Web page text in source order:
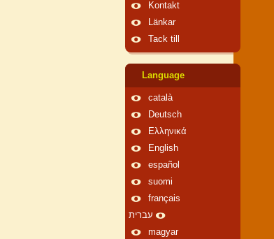
Kontakt
Länkar
Tack till
Language
català
Deutsch
Ελληνικά
English
español
suomi
français
עברית
magyar